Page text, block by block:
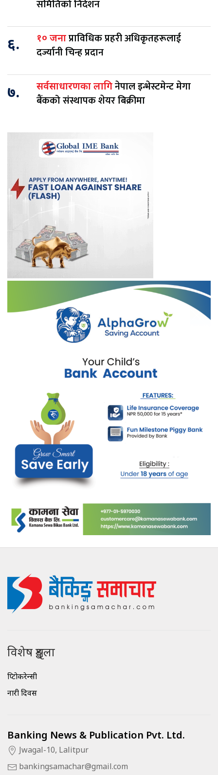
समितिको निर्देशन
६. १० जनाप्राविधिक प्रहरी अधिकृतहरूलाई
दर्ज्यानी चिन्ह प्रदान
७. सर्वसाधारणका लागिनेपाल इन्भेस्टमेन्ट मेगा
बैंकको संस्थापक शेयर बिक्रीमा
विशेष शृङ्खला
क्रिप्टोकरेन्सी
नारी दिवस
Banking News & Publication Pvt. Ltd.
Jwagal-10, Lalitpur
bankingsamachar@gmail.com